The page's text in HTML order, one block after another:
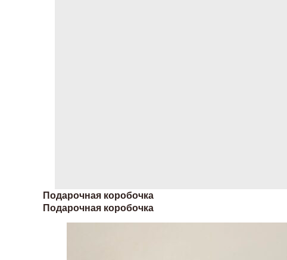
Подарочная коробочка
Подарочная коробочка